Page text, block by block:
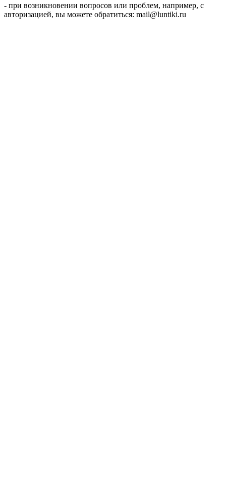
- при возникновении вопросов или проблем, например, с
авторизацией, вы можете обратиться: mail@luntiki.ru